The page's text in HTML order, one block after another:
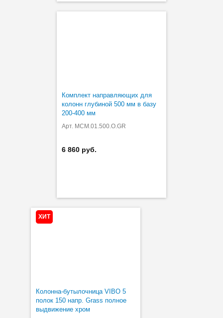
Комплект направляющих для
колонн глубиной 500 мм в базу
200-400 мм
Арт. MCM.01.500.O.GR
6 860 руб.
ХИТ
Колонна-бутылочница VIBO 5
полок 150 напр. Grass полное
выдвижение хром